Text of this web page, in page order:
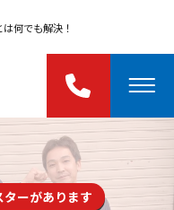
何でも解決！
ーがあります